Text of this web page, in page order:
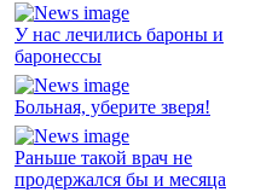
У нас лечились бароны и
баронессы
Больная, уберите зверя!
Раньше такой врач не
продержался бы и месяца